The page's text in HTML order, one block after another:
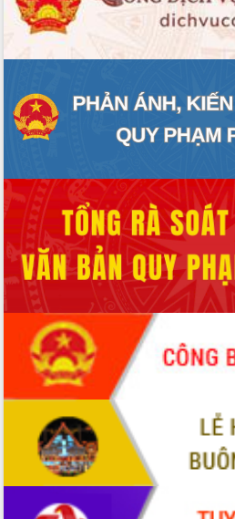
món ăn từ sầu riêng
Đắk Lắk công bố Quy hoạch và xúc
tiến đầu tư tỉnh
Diễn đàn Kinh tế tư nhân Việt Nam đột
phá cơ chế - Hợp tác công tư
Đề án 06 tạo bước ngoặt đột phá trong
Kết nối tour, đẩy mạnh chuyển đổi số
để phát triển du lịch Đắk Lắk
Khởi động Dự án Đầu tư xây dựng hạ
tầng kỹ thuật Cụm công nghiệp Tân
Tiến
Gặp mặt các cơ quan báo chí nhân Kỷ
niệm 101 năm Ngày Báo chí Cách
mạng Việt Nam
Đắk Lắk sơ kết 4 năm triển khai thực
hiện Đề án 06 của Chính phủ
Họp báo thông tin về Hội nghị Công bố
Quy hoạch và Xúc tiến đầu tư tỉnh Đắk
Khơi thông điểm nghẽn, đẩy nhanh
giải ngân vốn khắc phục thiên tai
HĐND tỉnh thông qua điều chỉnh Quy
hoạch tỉnh thời kỳ 2021-2030